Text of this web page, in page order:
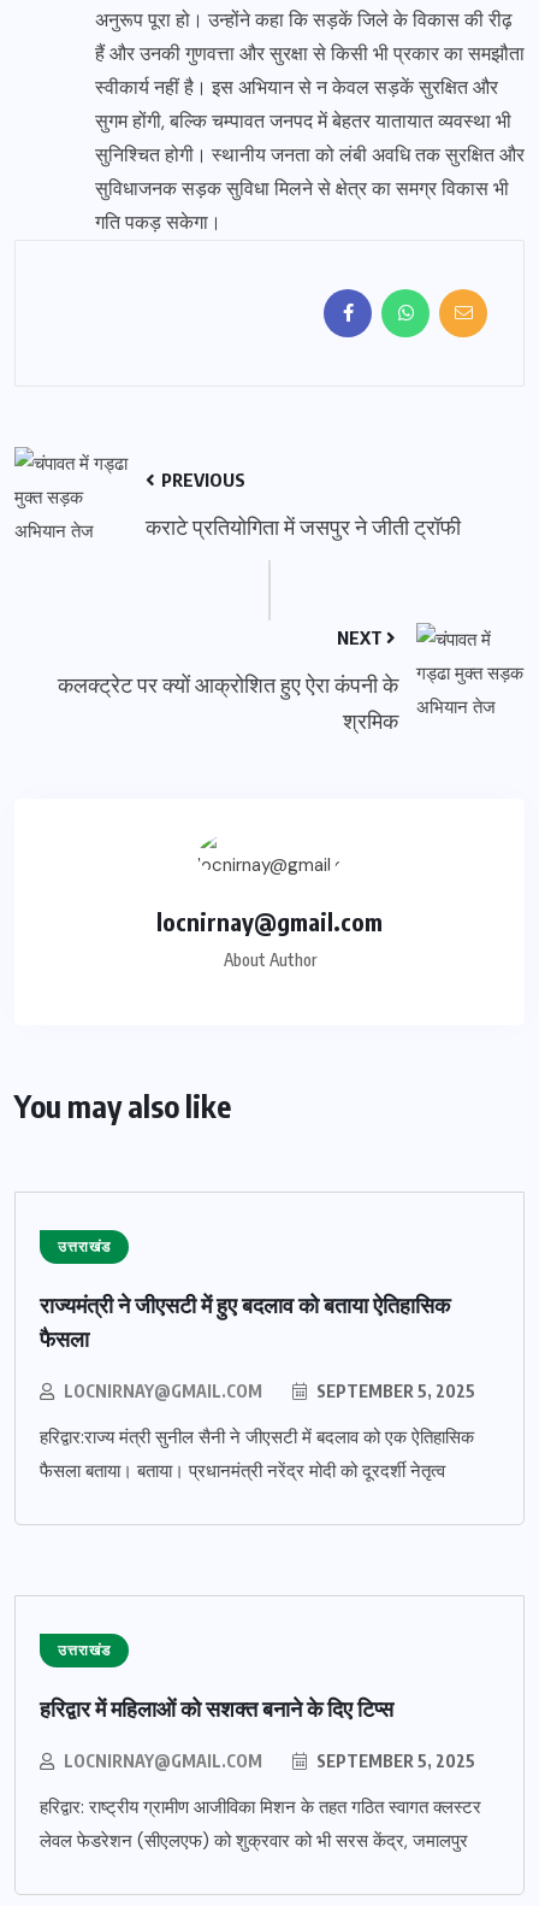
अनुरूप पूरा हो। उन्होंने कहा कि सड़कें जिले के विकास की रीढ़
हैं और उनकी गुणवत्ता और सुरक्षा से किसी भी प्रकार का समझौता
स्वीकार्य नहीं है। इस अभियान से न केवल सड़कें सुरक्षित और
सुगम होंगी, बल्कि चम्पावत जनपद में बेहतर यातायात व्यवस्था भी
सुनिश्चित होगी। स्थानीय जनता को लंबी अवधि तक सुरक्षित और
सुविधाजनक सड़क सुविधा मिलने से क्षेत्र का समग्र विकास भी
गति पकड़ सकेगा।
PREVIOUS
कराटे प्रतियोगिता में जसपुर ने जीती ट्रॉफी
NEXT
कलक्ट्रेट पर क्यों आक्रोशित हुए ऐरा कंपनी के
श्रमिक
locnirnay@gmail.com
About Author
You may also like
उत्तराखंड
राज्यमंत्री ने जीएसटी में हुए बदलाव को बताया ऐतिहासिक
फैसला
LOCNIRNAY@GMAIL.COM SEPTEMBER 5, 2025
हरिद्वार:राज्य मंत्री सुनील सैनी ने जीएसटी में बदलाव को एक ऐतिहासिक
फैसला बताया। बताया। प्रधानमंत्री नरेंद्र मोदी को दूरदर्शी नेतृत्व
उत्तराखंड
हरिद्वार में महिलाओं को सशक्त बनाने के दिए टिप्स
LOCNIRNAY@GMAIL.COM SEPTEMBER 5, 2025
हरिद्वार: राष्ट्रीय ग्रामीण आजीविका मिशन के तहत गठित स्वागत क्लस्टर
लेवल फेडरेशन (सीएलएफ) को शुक्रवार को भी सरस केंद्र, जमालपुर